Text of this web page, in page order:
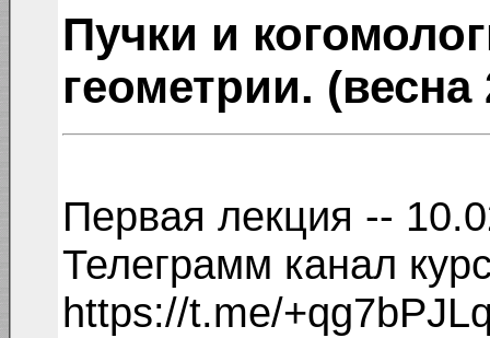
Пучки и
геометрии. (весна
Первая лекция --
Телеграмм канал
https://t.me/